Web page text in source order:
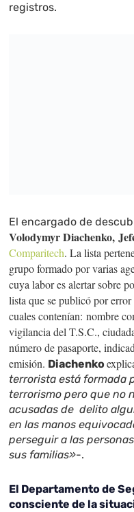
registros.
El encargado de
Volodymyr Diachenko,
Comparitech. La lista
grupo formado por varias
cuya labor es alertar sobre
lista que se publicó por error
cuales contenían: nombre
vigilancia del T.S.C.,
número de pasaporte,
emisión. Diachenko
terrorista está formada
terrorismo pero que no
acusadas de delito
en las manos
perseguir a las
sus familias»-.
El Departamento de
consciente de la